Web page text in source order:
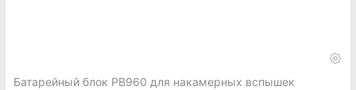
Батарейный блок РВ960 для накамерных вспышек